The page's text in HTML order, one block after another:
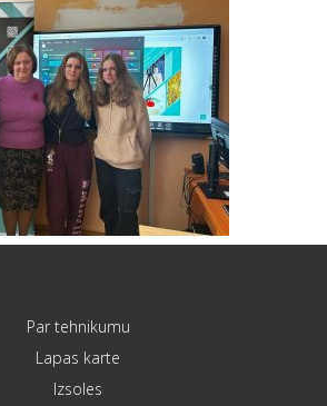
Par tehnikumu
Lapas karte
Izsoles